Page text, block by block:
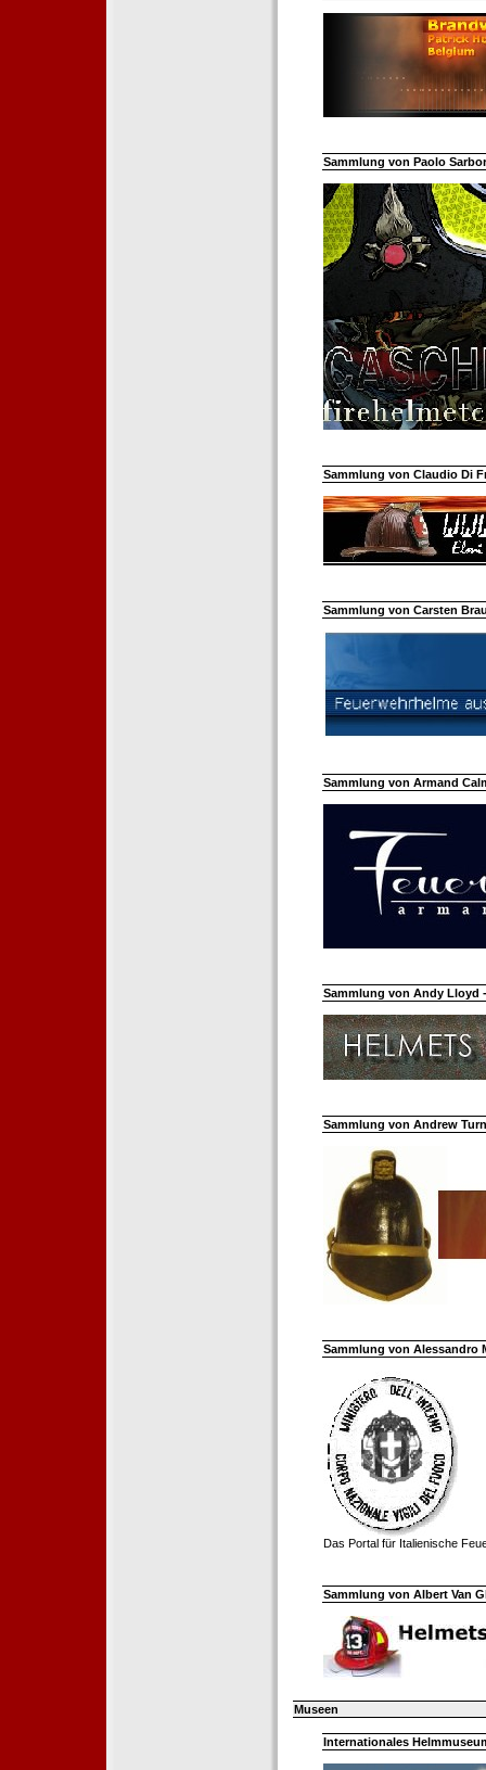
Sammlung von Paolo
Sammlung von Claudio Di
Sammlung von Carsten
Sammlung von Armand
Sammlung von Andy Lloyd
Sammlung von Andrew
Sammlung von Alessandro
Das Portal für Italienische
Sammlung von Albert Van
Museen
Internationales